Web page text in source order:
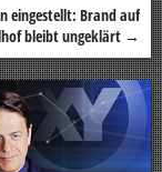
eingestellt: Brand auf
bleibt ungeklärt →